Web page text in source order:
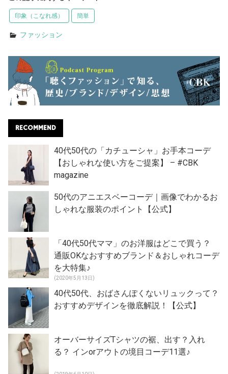
印象（こなれ感） 簡単
ファッション
RECOMMEND
40代50代の「カチューシャ」お手本コーデ
【おしゃれな使い方をご提案】 – #CBK
magazine
50代のアニエスベーコーデ｜画像でわかるお
しゃれな服装のポイント【公式】
「40代50代ママ」のお洋服はどこで買う？
通販OKなおすすめブランド＆おしゃれコーデ
を大特集♪
(2020年5月13日)
40代50代、おばさんぽくないリュックって？
おすすめデザインを徹底解説！【公式】
オーバーサイズTシャツの裾、出す？入れ
る？ インorアウトの境目コーデ11選♪